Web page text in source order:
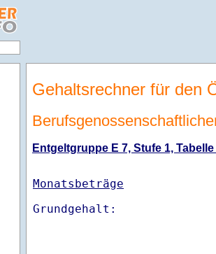
Gehaltsrechner für den
Entgeltgruppe E 7, Stufe 1, Tabelle
Monatsbeträge